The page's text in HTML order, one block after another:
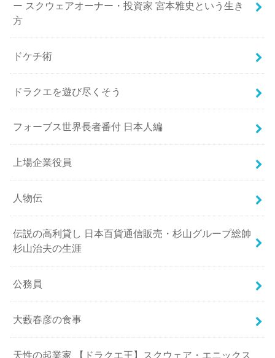
ー スクウェアオーナー・投資家 宮本雅史という生き
方
ドケチ術
ドラクエを遊び尽くそう
フォーブス世界長者番付 日本人編
上場企業役員
人物伝
伝説の高利貸し 日本百貨通信販売・杉山グループ総帥
杉山治夫の生涯
公務員
大藪春彦の食事
天性の起業家 【ドラクエ王】スクウェア・エニックス